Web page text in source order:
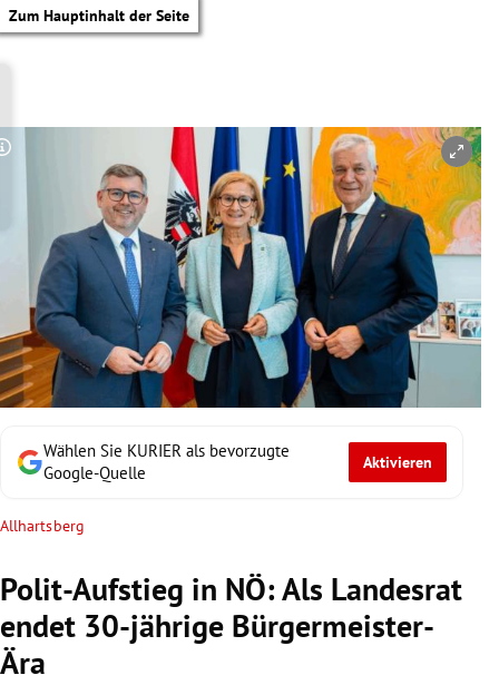
Zum Hauptinhalt der Seite
Untermenü
Untermenü
Untermenü
Untermenü
Wählen Sie KURIER als bevorzugte
Google-Quelle
Aktivieren
Allhartsberg
Polit-Aufstieg in NÖ: Als Landesrat
endet 30-jährige Bürgermeister-
Ära
Copyright-Hinweis öffnen/schließen